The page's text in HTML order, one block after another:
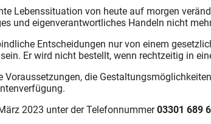
Lebenssituation von heute auf morgen
und eigenverantwortliches Handeln nicht
Entscheidungen nur von einem
Er wird nicht bestellt, wenn rechtzeitig in
die
2023 unter der Telefonnummer03301 689